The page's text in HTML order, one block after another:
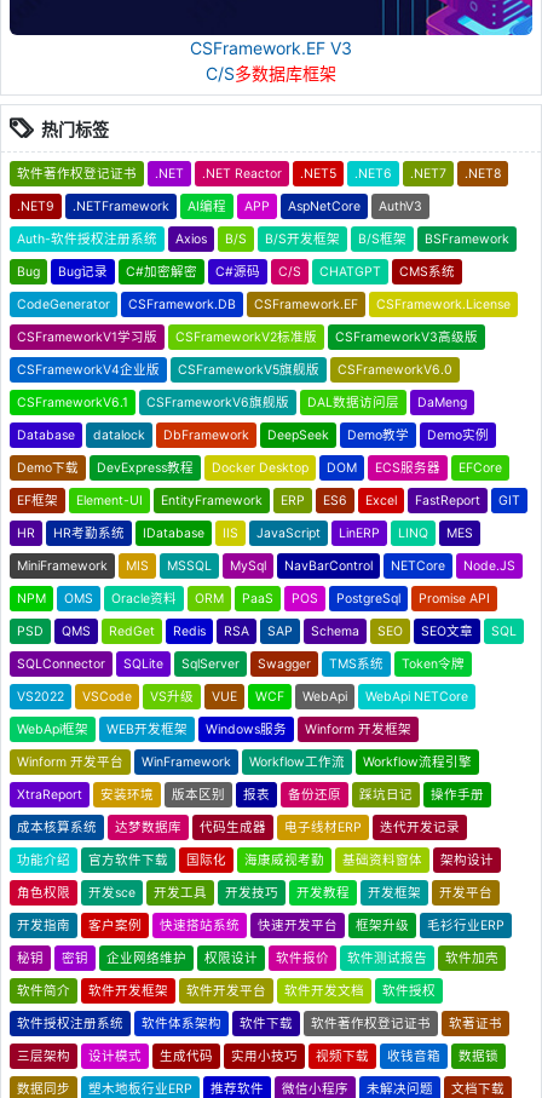
CSFramework.EF V3
C/S多数据库框架
热门标签
软件著作权登记证书 .NET .NET Reactor .NET5 .NET6 .NET7 .NET8
.NET9 .NETFramework AI编程 APP AspNetCore AuthV3
Auth-软件授权注册系统 Axios B/S B/S开发框架 B/S框架 BSFramework
Bug Bug记录 C#加密解密 C#源码 C/S CHATGPT CMS系统
CodeGenerator CSFramework.DB CSFramework.EF CSFramework.License
CSFrameworkV1学习版 CSFrameworkV2标准版 CSFrameworkV3高级版
CSFrameworkV4企业版 CSFrameworkV5旗舰版 CSFrameworkV6.0
CSFrameworkV6.1 CSFrameworkV6旗舰版 DAL数据访问层 DaMeng
Database datalock DbFramework DeepSeek Demo教学 Demo实例
Demo下载 DevExpress教程 Docker Desktop DOM ECS服务器 EFCore
EF框架 Element-UI EntityFramework ERP ES6 Excel FastReport GIT
HR HR考勤系统 IDatabase IIS JavaScript LinERP LINQ MES
MiniFramework MIS MSSQL MySql NavBarControl NETCore Node.JS
NPM OMS Oracle资料 ORM PaaS POS PostgreSql Promise API
PSD QMS RedGet Redis RSA SAP Schema SEO SEO文章 SQL
SQLConnector SQLite SqlServer Swagger TMS系统 Token令牌
VS2022 VSCode VS升级 VUE WCF WebApi WebApi NETCore
WebApi框架 WEB开发框架 Windows服务 Winform 开发框架
Winform 开发平台 WinFramework Workflow工作流 Workflow流程引擎
XtraReport 安装环境 版本区别 报表 备份还原 踩坑日记 操作手册
成本核算系统 达梦数据库 代码生成器 电子线材ERP 迭代开发记录
功能介绍 官方软件下载 国际化 海康威视考勤 基础资料窗体 架构设计
角色权限 开发sce 开发工具 开发技巧 开发教程 开发框架 开发平台
开发指南 客户案例 快速搭站系统 快速开发平台 框架升级 毛衫行业ERP
秘钥 密钥 企业网络维护 权限设计 软件报价 软件测试报告 软件加壳
软件简介 软件开发框架 软件开发平台 软件开发文档 软件授权
软件授权注册系统 软件体系架构 软件下载 软件著作权登记证书 软著证书
三层架构 设计模式 生成代码 实用小技巧 视频下载 收钱音箱 数据锁
数据同步 塑木地板行业ERP 推荐软件 微信小程序 未解决问题 文档下载